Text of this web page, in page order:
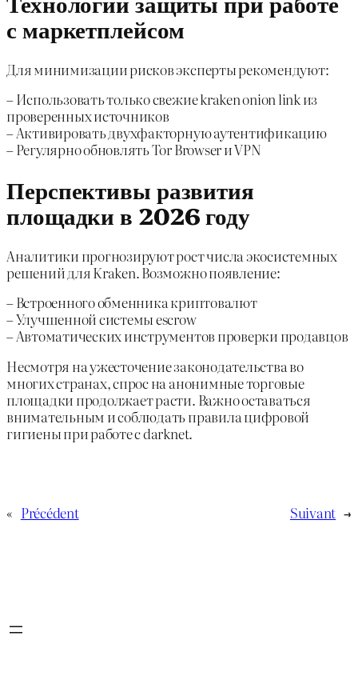
с маркетплейсом
Для минимизации рисков эксперты рекомендуют:
– Использовать только свежие kraken onion link из
проверенных источников
– Активировать двухфакторную аутентификацию
– Регулярно обновлять Tor Browser и VPN
Перспективы развития
площадки в 2026 году
Аналитики прогнозируют рост числа экосистемных
решений для Kraken. Возможно появление:
– Встроенного обменника криптовалют
– Улучшенной системы escrow
– Автоматических инструментов проверки продавцов
Несмотря на ужесточение законодательства во
многих странах, спрос на анонимные торговые
площадки продолжает расти. Важно оставаться
внимательным и соблюдать правила цифровой
гигиены при работе с darknet.
« Précédent Suivant →